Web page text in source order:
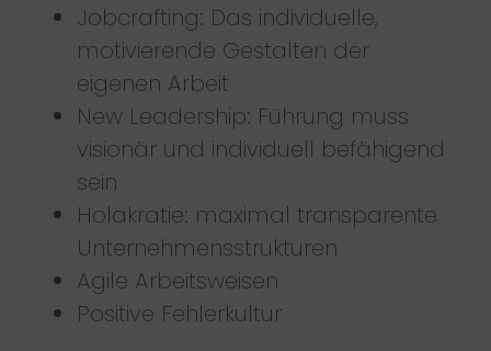
Jobcrafting: Das individuelle,
motivierende Gestalten der
eigenen Arbeit
New Leadership: Führung muss
visionär und individuell befähigend
sein
Holakratie: maximal transparente
Unternehmensstrukturen
Agile Arbeitsweisen
Positive Fehlerkultur